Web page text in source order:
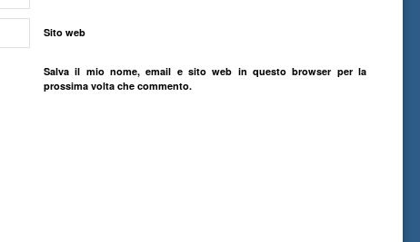
Sito web
Salva il mio nome, email e sito web in questo browser per la
prossima volta che commento.